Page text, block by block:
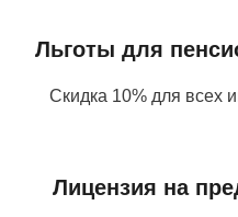
Льготы для
Скидка 10% для всех
Лицензия на